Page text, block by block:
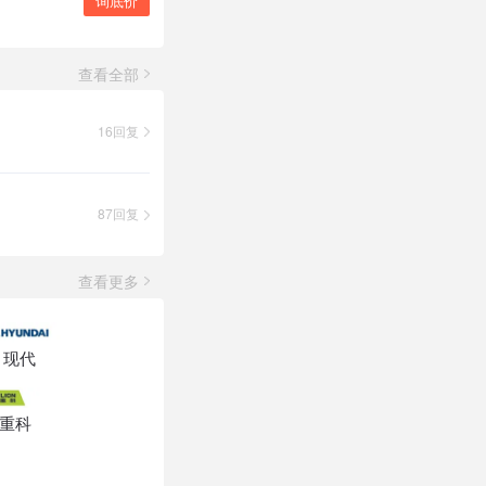
查看全部
16回复
87回复
查看更多
现代
科